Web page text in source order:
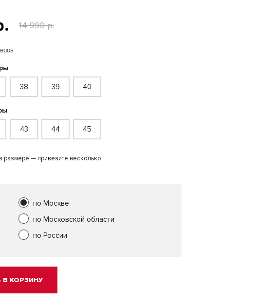
14 990 р.
38 39 40
43 44 45
размере — привезите несколько
по Москве
по Московской области
по России
КОРЗИНУ